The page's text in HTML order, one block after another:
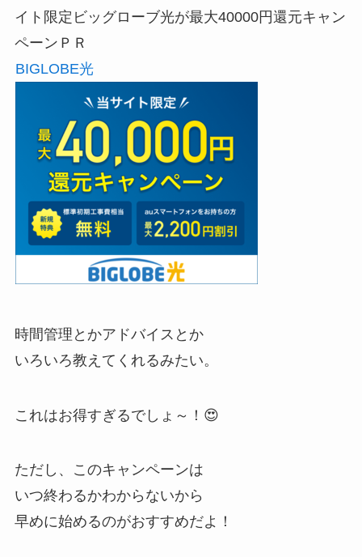
イト限定ビッグローブ光が最大40000円還元キャン
ペーンＰＲ
BIGLOBE光
時間管理とかアドバイスとか
いろいろ教えてくれるみたい。
これはお得すぎるでしょ～！😍
ただし、このキャンペーンは
いつ終わるかわからないから
早めに始めるのがおすすめだよ！